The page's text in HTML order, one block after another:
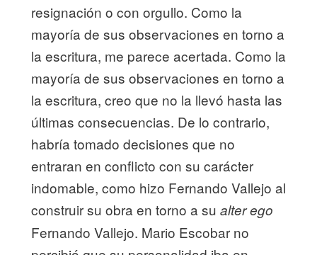
resignación o con orgullo. Como la
mayoría de sus observaciones en torno a
la escritura, me parece acertada. Como la
mayoría de sus observaciones en torno a
la escritura, creo que no la llevó hasta las
últimas consecuencias. De lo contrario,
habría tomado decisiones que no
entraran en conflicto con su carácter
indomable, como hizo Fernando Vallejo al
construir su obra en torno a su alter ego
Fernando Vallejo. Mario Escobar no